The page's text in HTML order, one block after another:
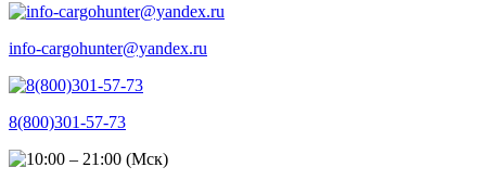
info-cargohunter@yandex.ru
8(800)301-57-73